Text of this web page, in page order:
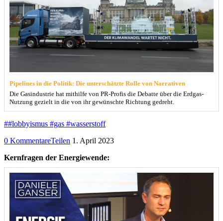
Pipelines in die Politik: Die unterschätzte Rolle von Narrativen
Die Gasindustrie hat mithilfe von PR-Profis die Debatte über die Erdgas-
Nutzung gezielt in die von ihr gewünschte Richtung gedreht.
##lobbyismus #gas #wasserstoff
0 KommentareTeilen 1. April 2023
Kernfragen der Energiewende: